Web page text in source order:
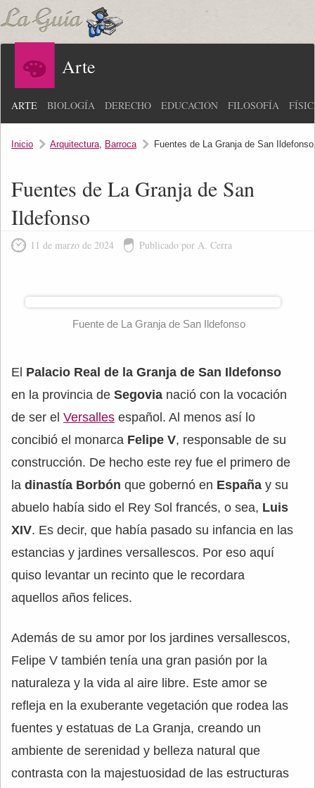
Arte
ARTE BIOLOGÍA DERECHO EDUCACIÓN FILOSOFÍA
Inicio Arquitectura, Barroca Fuentes de La Granja de San Ildefonso
Fuentes de La Granja de San
Ildefonso
11 de marzo de 2024 Publicado por A. Cerra
Fuente de La Granja de San Ildefonso
El Palacio Real de la Granja de San Ildefonso
en la provincia de Segovia nació con la vocación
de ser el Versalles español. Al menos así lo
concibió el monarca Felipe V, responsable de su
construcción. De hecho este rey fue el primero de
la dinastía Borbón que gobernó en España y su
abuelo había sido el Rey Sol francés, o sea, Luis
XIV. Es decir, que había pasado su infancia en las
estancias y jardines versallescos. Por eso aquí
quiso levantar un recinto que le recordara
aquellos años felices.
Además de su amor por los jardines versallescos,
Felipe V también tenía una gran pasión por la
naturaleza y la vida al aire libre. Este amor se
refleja en la exuberante vegetación que rodea las
fuentes y estatuas de La Granja, creando un
ambiente de serenidad y belleza natural que
contrasta con la majestuosidad de las estructuras